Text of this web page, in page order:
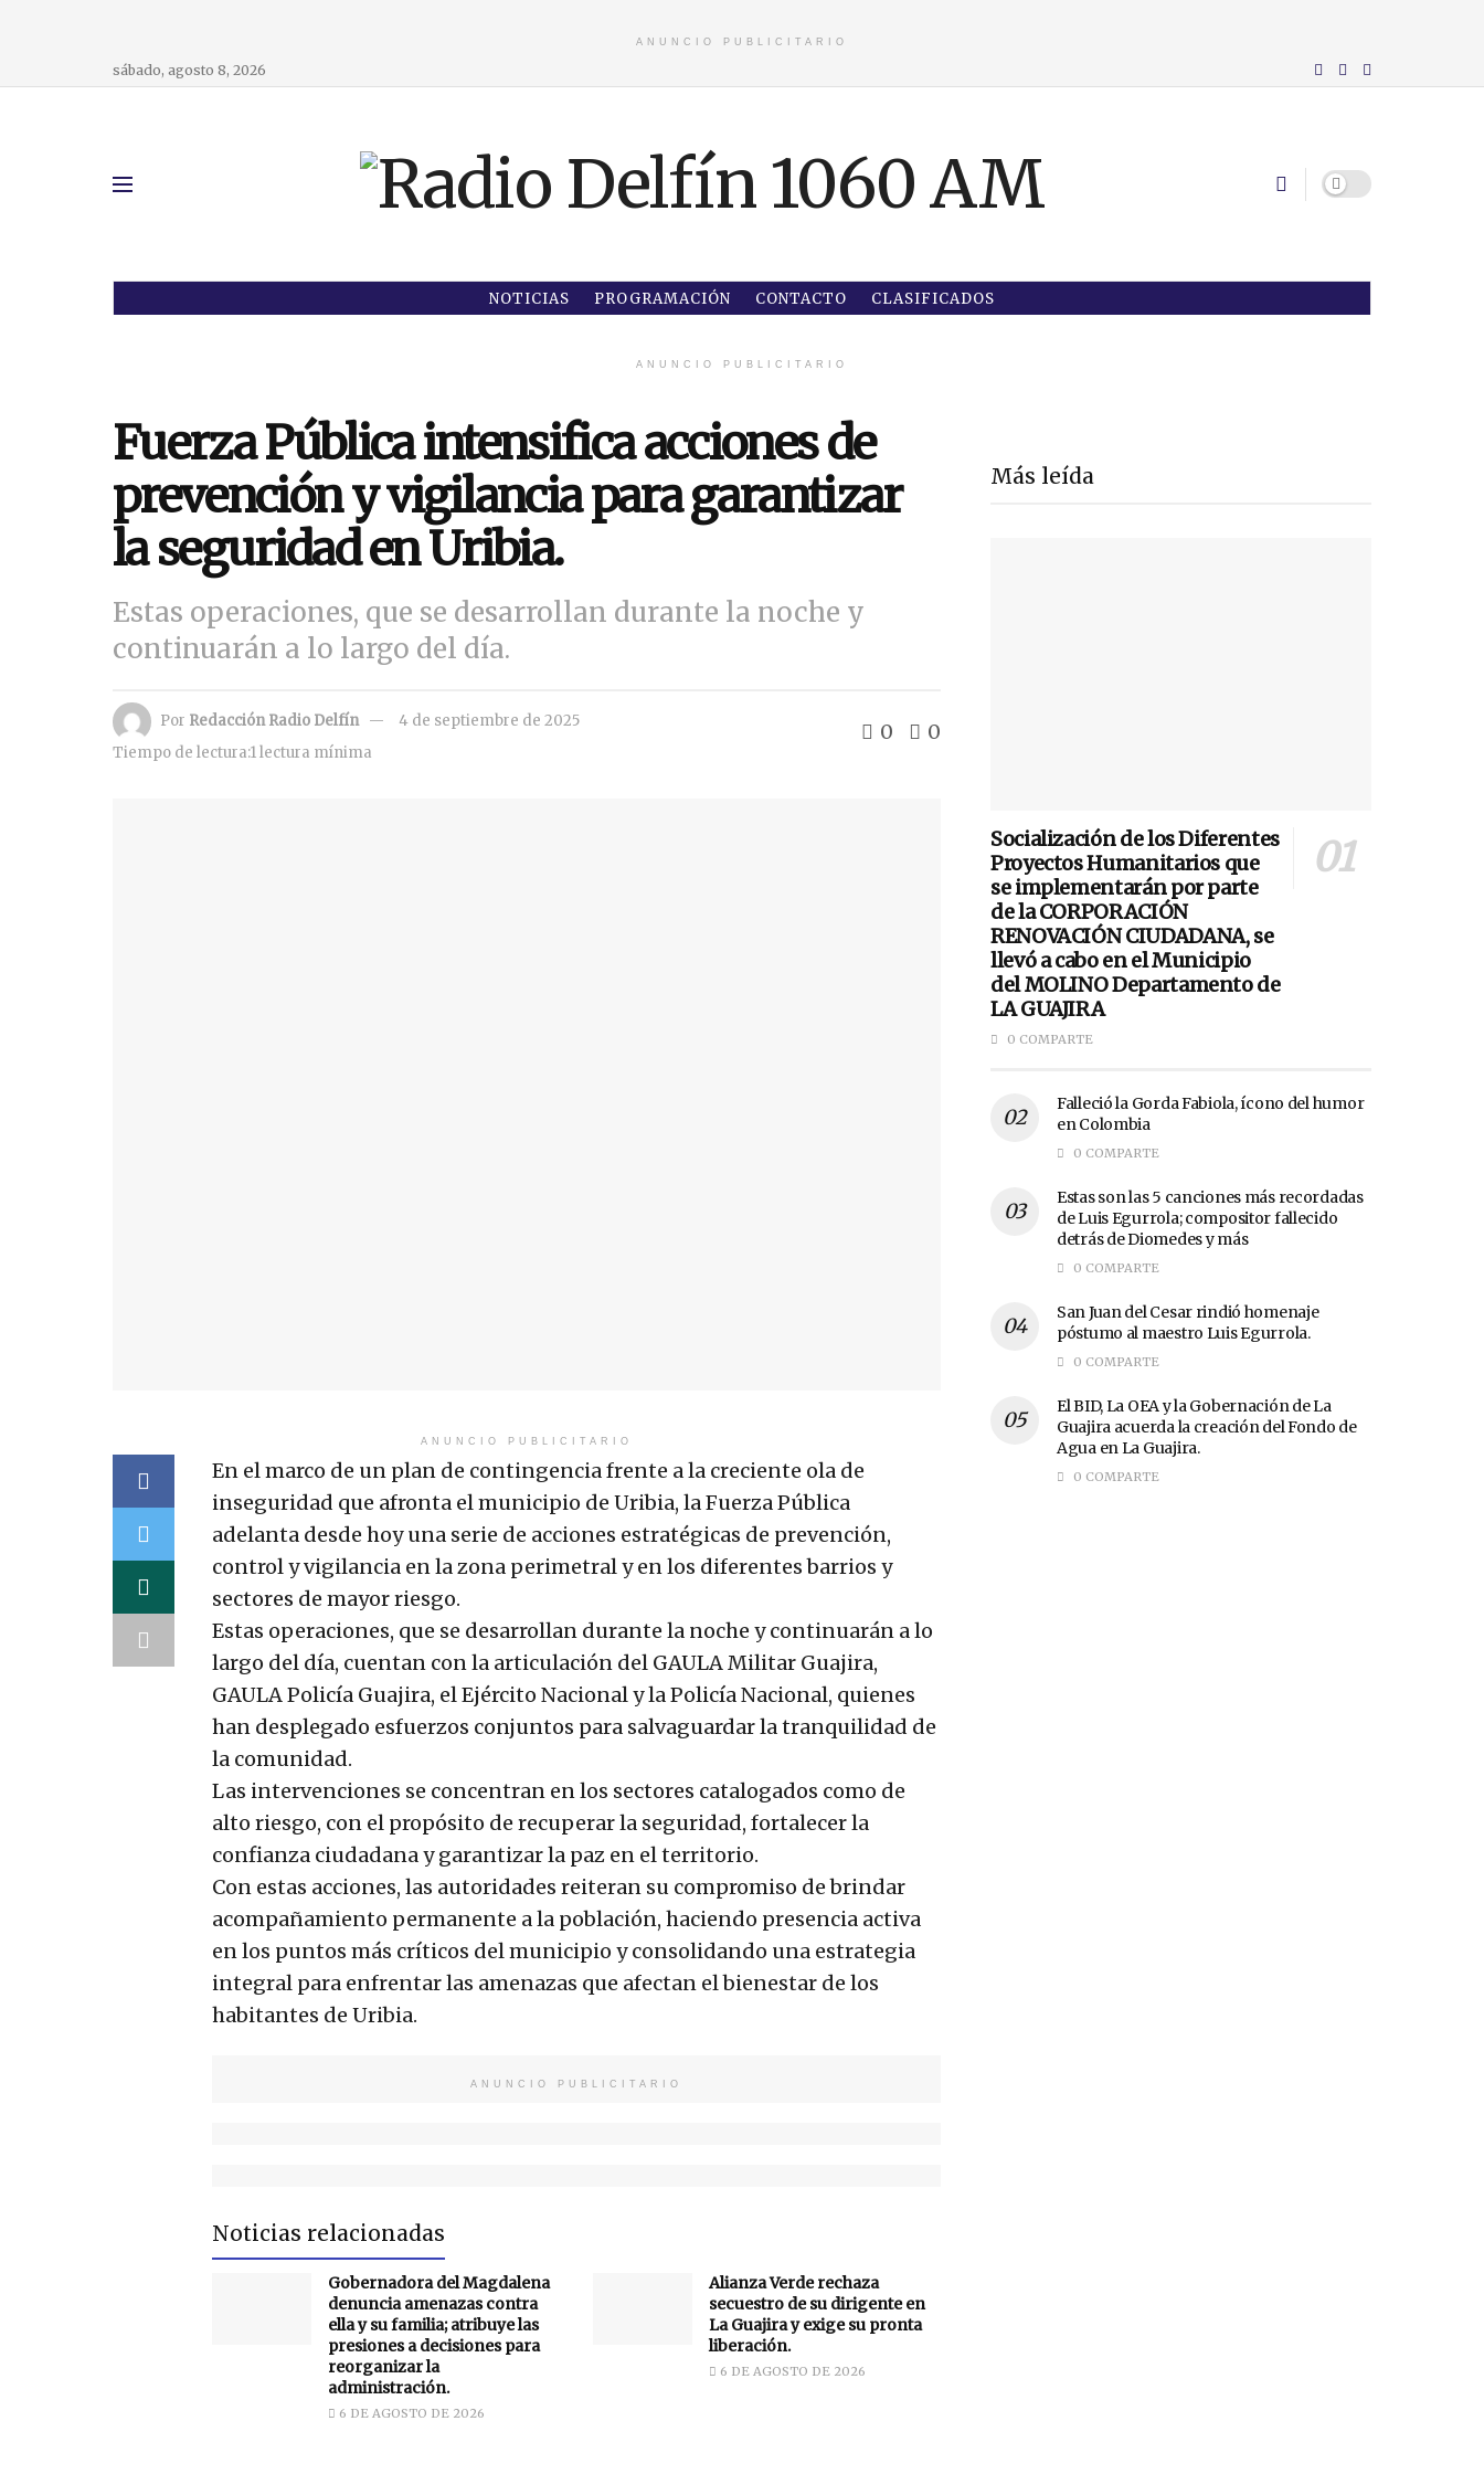
ANUNCIO PUBLICITARIO
sábado, agosto 8, 2026
NOTICIAS PROGRAMACIÓN CONTACTO CLASIFICADOS
ANUNCIO PUBLICITARIO
Fuerza Pública intensifica acciones de
prevención y vigilancia para garantizar
la seguridad en Uribia.
Estas operaciones, que se desarrollan durante la noche y
continuarán a lo largo del día.
Por Redacción Radio Delfín
4 de septiembre de 2025
Tiempo de lectura:1 lectura mínima
0 0
ANUNCIO PUBLICITARIO
En el marco de un plan de contingencia frente a la creciente ola de
inseguridad que afronta el municipio de Uribia, la Fuerza Pública
adelanta desde hoy una serie de acciones estratégicas de prevención,
control y vigilancia en la zona perimetral y en los diferentes barrios y
sectores de mayor riesgo.
Estas operaciones, que se desarrollan durante la noche y continuarán a lo
largo del día, cuentan con la articulación del GAULA Militar Guajira,
GAULA Policía Guajira, el Ejército Nacional y la Policía Nacional, quienes
han desplegado esfuerzos conjuntos para salvaguardar la tranquilidad de
la comunidad.
Las intervenciones se concentran en los sectores catalogados como de
alto riesgo, con el propósito de recuperar la seguridad, fortalecer la
confianza ciudadana y garantizar la paz en el territorio.
Con estas acciones, las autoridades reiteran su compromiso de brindar
acompañamiento permanente a la población, haciendo presencia activa
en los puntos más críticos del municipio y consolidando una estrategia
integral para enfrentar las amenazas que afectan el bienestar de los
habitantes de Uribia.
ANUNCIO PUBLICITARIO
Noticias relacionadas
Gobernadora del Magdalena
denuncia amenazas contra
ella y su familia; atribuye las
presiones a decisiones para
reorganizar la
administración.
6 DE AGOSTO DE 2026
Alianza Verde rechaza
secuestro de su dirigente en
La Guajira y exige su pronta
liberación.
6 DE AGOSTO DE 2026
Más leída
Socialización de los Diferentes
Proyectos Humanitarios que
se implementarán por parte
de la CORPORACIÓN
RENOVACIÓN CIUDADANA, se
llevó a cabo en el Municipio
del MOLINO Departamento de
LA GUAJIRA
0 COMPARTE
Falleció la Gorda Fabiola, ícono del humor
en Colombia
0 COMPARTE
Estas son las 5 canciones más recordadas
de Luis Egurrola; compositor fallecido
detrás de Diomedes y más
0 COMPARTE
San Juan del Cesar rindió homenaje
póstumo al maestro Luis Egurrola.
0 COMPARTE
El BID, La OEA y la Gobernación de La
Guajira acuerda la creación del Fondo de
Agua en La Guajira.
0 COMPARTE